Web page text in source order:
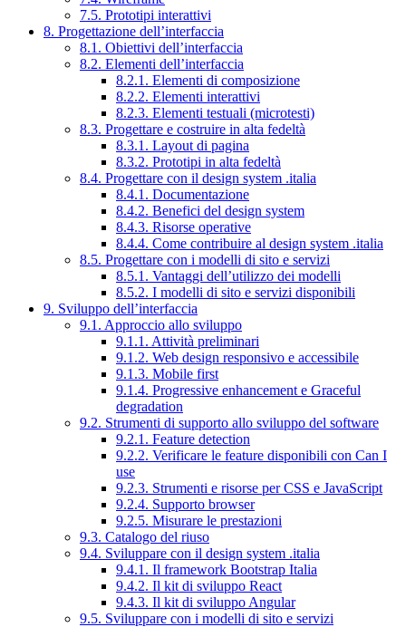
7.5. Prototipi interattivi
8. Progettazione dell’interfaccia
8.1. Obiettivi dell’interfaccia
8.2. Elementi dell’interfaccia
8.2.1. Elementi di composizione
8.2.2. Elementi interattivi
8.2.3. Elementi testuali (microtesti)
8.3. Progettare e costruire in alta fedeltà
8.3.1. Layout di pagina
8.3.2. Prototipi in alta fedeltà
8.4. Progettare con il design system .italia
8.4.1. Documentazione
8.4.2. Benefici del design system
8.4.3. Risorse operative
8.4.4. Come contribuire al design system .italia
8.5. Progettare con i modelli di sito e servizi
8.5.1. Vantaggi dell’utilizzo dei modelli
8.5.2. I modelli di sito e servizi disponibili
9. Sviluppo dell’interfaccia
9.1. Approccio allo sviluppo
9.1.1. Attività preliminari
9.1.2. Web design responsivo e accessibile
9.1.3. Mobile first
9.1.4. Progressive enhancement e Graceful
degradation
9.2. Strumenti di supporto allo sviluppo del software
9.2.1. Feature detection
9.2.2. Verificare le feature disponibili con Can I
use
9.2.3. Strumenti e risorse per CSS e JavaScript
9.2.4. Supporto browser
9.2.5. Misurare le prestazioni
9.3. Catalogo del riuso
9.4. Sviluppare con il design system .italia
9.4.1. Il framework Bootstrap Italia
9.4.2. Il kit di sviluppo React
9.4.3. Il kit di sviluppo Angular
9.5. Sviluppare con i modelli di sito e servizi